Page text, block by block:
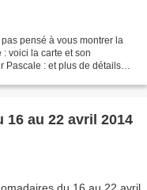
pensé à vous montrer la
voici la carte et son
Pascale : et plus de détails
au 22 avril 2014